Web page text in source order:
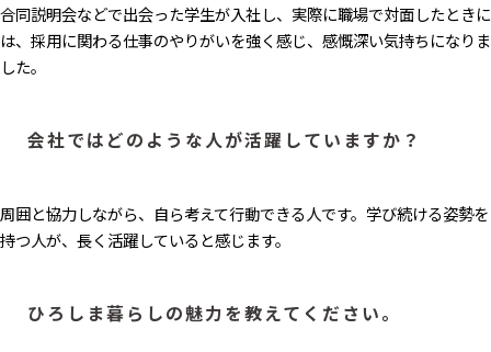
合同説明会などで出会った学生が入社し、実際に職場で対面したときに
は、採用に関わる仕事のやりがいを強く感じ、感慨深い気持ちになりま
した。
会社ではどのような人が活躍していますか？
周囲と協力しながら、自ら考えて行動できる人です。学び続ける姿勢を
持つ人が、長く活躍していると感じます。
ひろしま暮らしの魅力​を教えてください。